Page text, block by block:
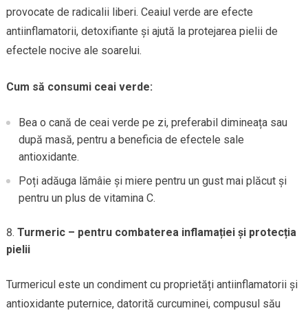
provocate de radicalii liberi. Ceaiul verde are efecte
antiinflamatorii, detoxifiante și ajută la protejarea pielii de
efectele nocive ale soarelui.
Cum să consumi ceai verde:
Bea o cană de ceai verde pe zi, preferabil dimineața sau
după masă, pentru a beneficia de efectele sale
antioxidante.
Poți adăuga lămâie și miere pentru un gust mai plăcut și
pentru un plus de vitamina C.
Turmeric – pentru combaterea inflamației și protecția
pielii
Turmericul este un condiment cu proprietăți antiinflamatorii și
antioxidante puternice, datorită curcuminei, compusul său